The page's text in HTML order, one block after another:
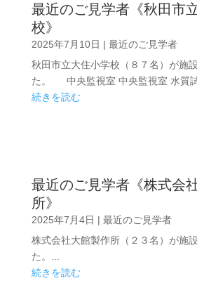
最近のご見学者《秋田市
校》
2025年7月10日 | 最近のご見学者
秋田市立大住小学校（８７名）が施
た。 中央監視室 中央監視室 水質試
続きを読む
最近のご見学者《株式会
所》
2025年7月4日 | 最近のご見学者
株式会社大館製作所（２３名）が施
た。...
続きを読む